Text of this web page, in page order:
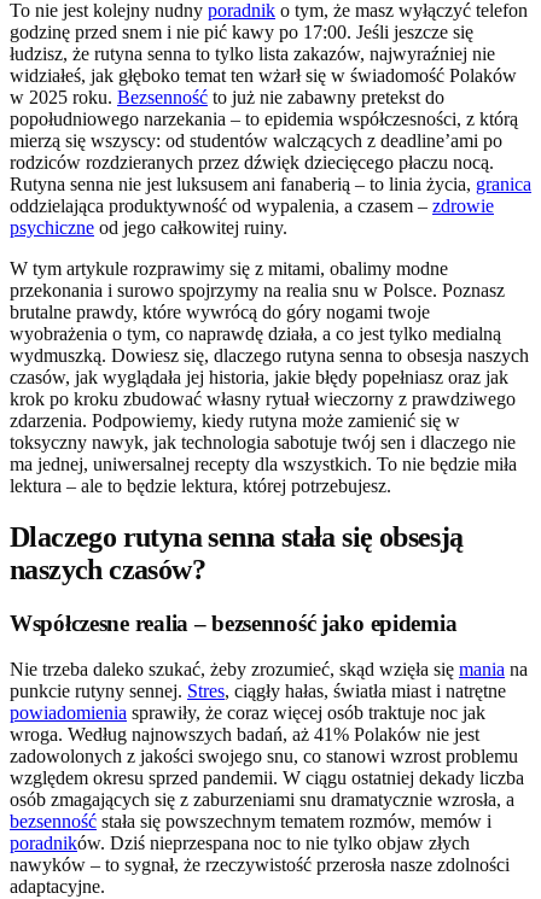
To nie jest kolejny nudny poradnik o tym, że masz wyłączyć telefon
godzinę przed snem i nie pić kawy po 17:00. Jeśli jeszcze się
łudzisz, że rutyna senna to tylko lista zakazów, najwyraźniej nie
widziałeś, jak głęboko temat ten wżarł się w świadomość Polaków
w 2025 roku. Bezsenność to już nie zabawny pretekst do
popołudniowego narzekania – to epidemia współczesności, z którą
mierzą się wszyscy: od studentów walczących z deadline’ami po
rodziców rozdzieranych przez dźwięk dziecięcego płaczu nocą.
Rutyna senna nie jest luksusem ani fanaberią – to linia życia, granica
oddzielająca produktywność od wypalenia, a czasem – zdrowie
psychiczne od jego całkowitej ruiny.
W tym artykule rozprawimy się z mitami, obalimy modne
przekonania i surowo spojrzymy na realia snu w Polsce. Poznasz
brutalne prawdy, które wywrócą do góry nogami twoje
wyobrażenia o tym, co naprawdę działa, a co jest tylko medialną
wydmuszką. Dowiesz się, dlaczego rutyna senna to obsesja naszych
czasów, jak wyglądała jej historia, jakie błędy popełniasz oraz jak
krok po kroku zbudować własny rytuał wieczorny z prawdziwego
zdarzenia. Podpowiemy, kiedy rutyna może zamienić się w
toksyczny nawyk, jak technologia sabotuje twój sen i dlaczego nie
ma jednej, uniwersalnej recepty dla wszystkich. To nie będzie miła
lektura – ale to będzie lektura, której potrzebujesz.
Dlaczego rutyna senna stała się obsesją
naszych czasów?
Współczesne realia – bezsenność jako epidemia
Nie trzeba daleko szukać, żeby zrozumieć, skąd wzięła się mania na
punkcie rutyny sennej. Stres, ciągły hałas, światła miast i natrętne
powiadomienia sprawiły, że coraz więcej osób traktuje noc jak
wroga. Według najnowszych badań, aż 41% Polaków nie jest
zadowolonych z jakości swojego snu, co stanowi wzrost problemu
względem okresu sprzed pandemii. W ciągu ostatniej dekady liczba
osób zmagających się z zaburzeniami snu dramatycznie wzrosła, a
bezsenność stała się powszechnym tematem rozmów, memów i
poradników. Dziś nieprzespana noc to nie tylko objaw złych
nawyków – to sygnał, że rzeczywistość przerosła nasze zdolności
adaptacyjne.